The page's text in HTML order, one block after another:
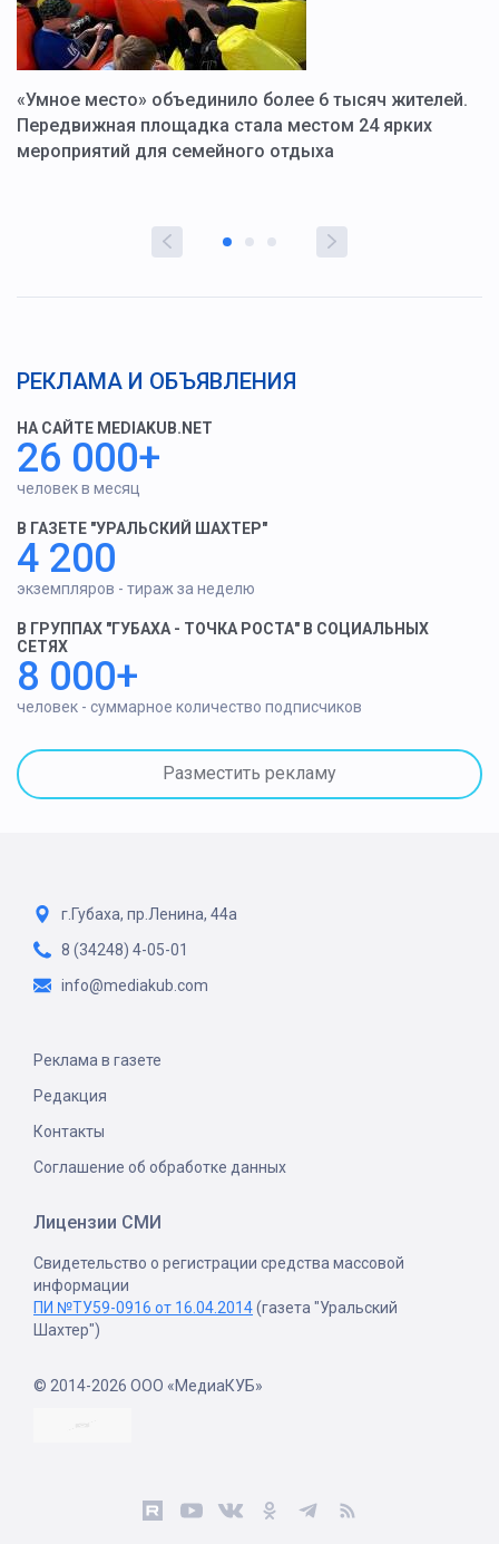
«Умное место» объединило более 6 тысяч жителей.
Передвижная площадка стала местом 24 ярких
мероприятий для семейного отдыха
РЕКЛАМА И ОБЪЯВЛЕНИЯ
НА САЙТЕ MEDIAKUB.NET
26 000+
человек в месяц
В ГАЗЕТЕ "УРАЛЬСКИЙ ШАХТЕР"
4 200
экземпляров - тираж за неделю
В ГРУППАХ "ГУБАХА - ТОЧКА РОСТА" В СОЦИАЛЬНЫХ
СЕТЯХ
8 000+
человек - суммарное количество подписчиков
Разместить рекламу
г.Губаха, пр.Ленина, 44а
8 (34248) 4-05-01
info@mediakub.com
Реклама в газете
Редакция
Контакты
Соглашение об обработке данных
Лицензии СМИ
Свидетельство о регистрации средства массовой
информации
ПИ №ТУ59-0916 от 16.04.2014(газета "Уральский
Шахтер")
© 2014-2026 ООО «МедиаКУБ»